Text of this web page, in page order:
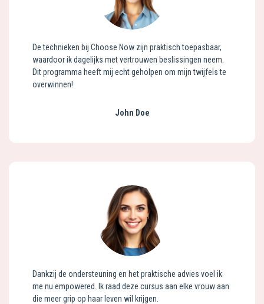
De technieken bij Choose Now zijn praktisch toepasbaar,
waardoor ik dagelijks met vertrouwen beslissingen neem.
Dit programma heeft mij echt geholpen om mijn twijfels te
overwinnen!
John Doe
Dankzij de ondersteuning en het praktische advies voel ik
me nu empowered. Ik raad deze cursus aan elke vrouw aan
die meer grip op haar leven wil krijgen.